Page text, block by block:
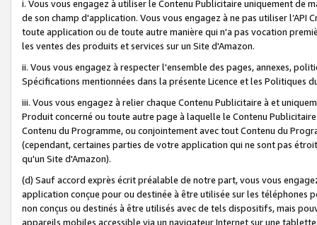
i. Vous vous engagez à utiliser le Contenu Publicitaire uniquement de
de son champ d'application. Vous vous engagez à ne pas utiliser l’API
toute application ou de toute autre manière qui n'a pas vocation
les ventes des produits et services sur un Site d'Amazon.
ii. Vous vous engagez à respecter l'ensemble des pages, annexes,
Spécifications mentionnées dans la présente Licence et les Politiques
iii. Vous vous engagez à relier chaque Contenu Publicitaire à et
Produit concerné ou toute autre page à laquelle le Contenu
Contenu du Programme, ou conjointement avec tout Contenu du
(cependant, certaines parties de votre application qui ne sont pas
qu'un Site d'Amazon).
(d) Sauf accord exprès écrit préalable de notre part, vous vous
application conçue pour ou destinée à être utilisée sur les téléphones
non conçus ou destinés à être utilisés avec de tels dispositifs, mais
appareils mobiles accessible via un navigateur Internet sur une